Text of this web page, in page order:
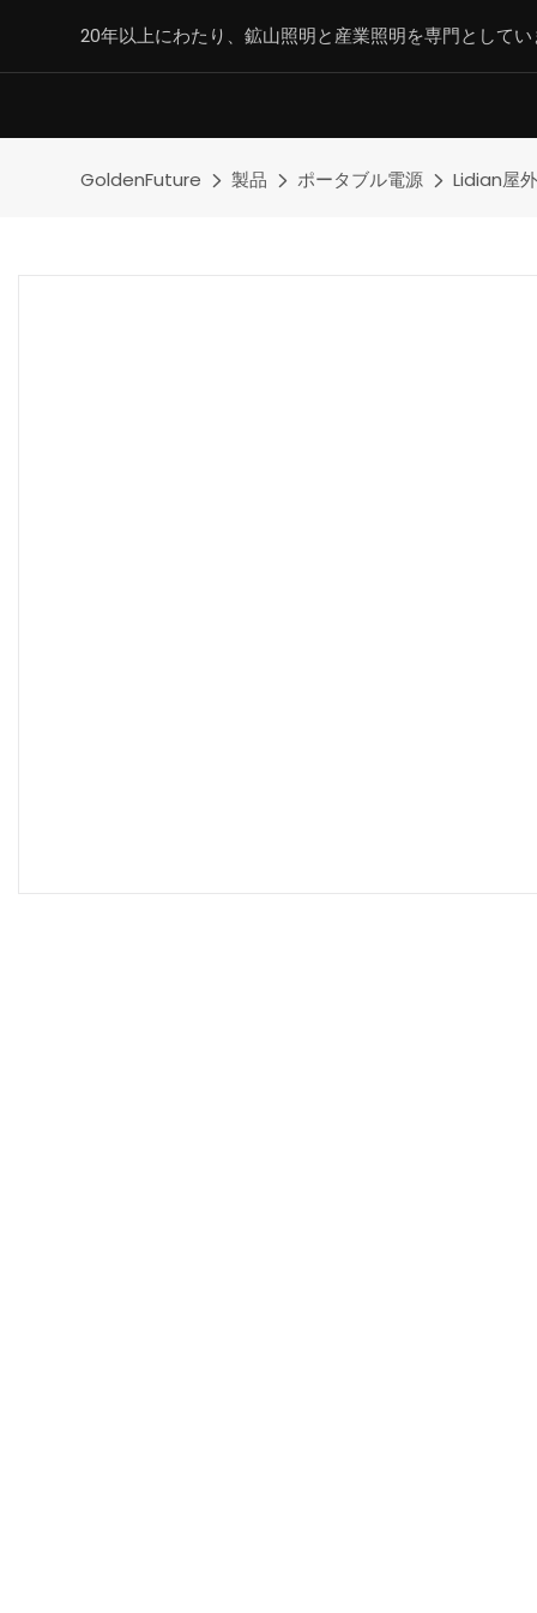
20年以上にわたり、鉱山照明と産業照明を専門としてい
GoldenFuture 製品 ポータブル電源 Lidian屋